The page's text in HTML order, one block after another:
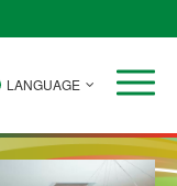
LANGUAGE